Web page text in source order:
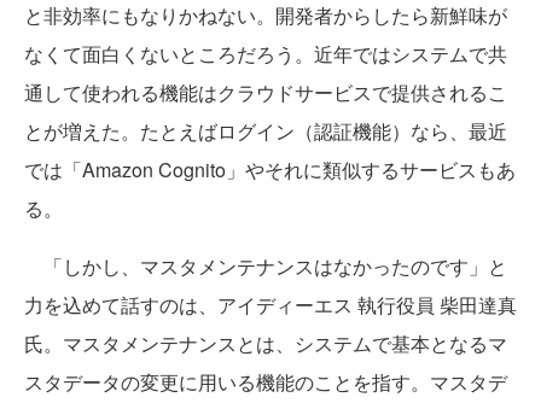
と非効率にもなりかねない。開発者からしたら新鮮味が
なくて面白くないところだろう。近年ではシステムで共
通して使われる機能はクラウドサービスで提供されるこ
とが増えた。たとえばログイン（認証機能）なら、最近
では「Amazon Cognito」やそれに類似するサービスもあ
る。
「しかし、マスタメンテナンスはなかったのです」と
力を込めて話すのは、アイディーエス 執行役員 柴田達真
氏。マスタメンテナンスとは、システムで基本となるマ
スタデータの変更に用いる機能のことを指す。マスタデ